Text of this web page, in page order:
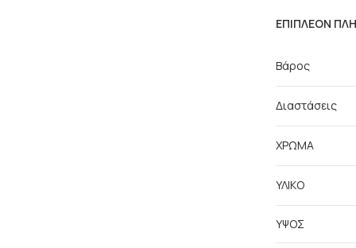
ΕΠΙΠΛΈΟΝ
Βάρος
Διαστάσεις
ΧΡΩΜΑ
ΥΛΙΚΟ
ΥΨΟΣ